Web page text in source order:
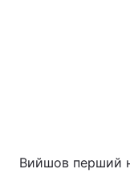
Вийшов перший